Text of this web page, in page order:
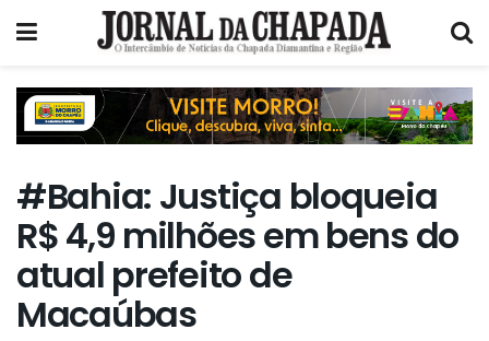
#Bahia: Justiça bloqueia
R$ 4,9 milhões em bens do
atual prefeito de
Macaúbas